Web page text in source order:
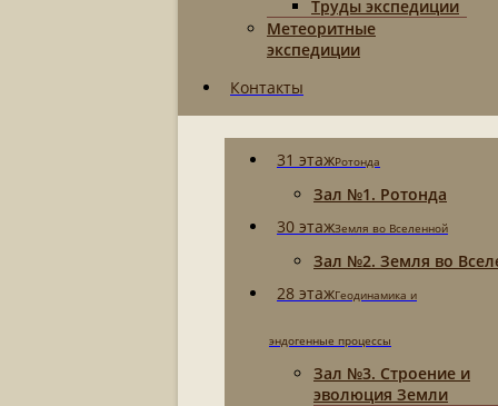
Труды экспедиции
Метеоритные
экспедиции
Контакты
31 этажРотонда
Зал №1. Ротонда
30 этажЗемля во Вселенной
Зал №2. Земля во
28 этажГеодинамика и
эндогенные процессы
Зал №3. Строение и
эволюция Земли